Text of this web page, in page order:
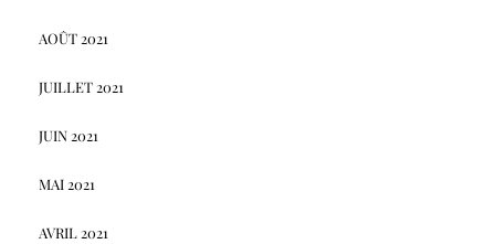
AOÛT 2021
JUILLET 2021
JUIN 2021
MAI 2021
AVRIL 2021